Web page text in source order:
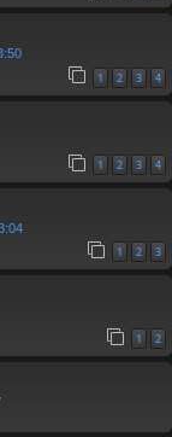
1 2 3 4
1 2 3 4
1 2 3
1 2